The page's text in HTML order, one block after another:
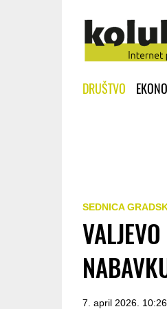
DRUŠTVO
SEDNICA
7. april 2026. 10:26